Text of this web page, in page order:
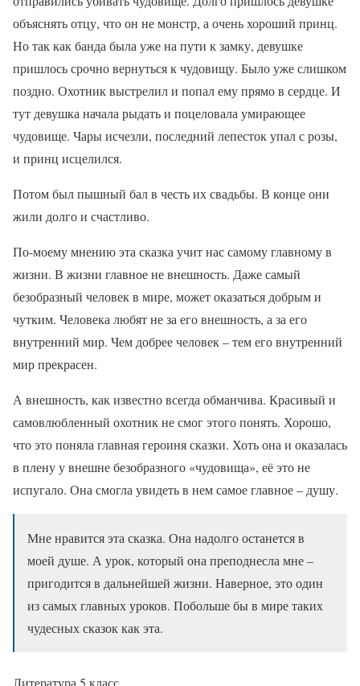
объяснять отцу, что он не монстр, а очень хороший принц.
Но так как банда была уже на пути к замку, девушке
пришлось срочно вернуться к чудовищу. Было уже слишком
поздно. Охотник выстрелил и попал ему прямо в сердце. И
тут девушка начала рыдать и поцеловала умирающее
чудовище. Чары исчезли, последний лепесток упал с розы,
и принц исцелился.
Потом был пышный бал в честь их свадьбы. В конце они
жили долго и счастливо.
По-моему мнению эта сказка учит нас самому главному в
жизни. В жизни главное не внешность. Даже самый
безобразный человек в мире, может оказаться добрым и
чутким. Человека любят не за его внешность, а за его
внутренний мир. Чем добрее человек – тем его внутренний
мир прекрасен.
А внешность, как известно всегда обманчива. Красивый и
самовлюбленный охотник не смог этого понять. Хорошо,
что это поняла главная героиня сказки. Хоть она и оказалась
в плену у внешне безобразного «чудовища», её это не
испугало. Она смогла увидеть в нем самое главное – душу.
Мне нравится эта сказка. Она надолго останется в
моей душе. А урок, который она преподнесла мне –
пригодится в дальнейшей жизни. Наверное, это один
из самых главных уроков. Побольше бы в мире таких
чудесных сказок как эта.
Литература 5 класс